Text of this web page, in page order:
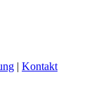
| Kontakt